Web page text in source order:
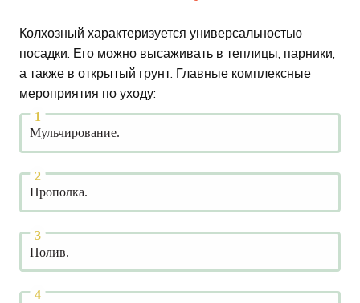
Колхозный характеризуется универсальностью
посадки. Его можно высаживать в теплицы, парники,
а также в открытый грунт. Главные комплексные
мероприятия по уходу:
Мульчирование.
Прополка.
Полив.